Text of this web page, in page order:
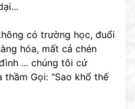
có trường học, đuổi
hóa, mất cả chén
... chúng tôi cứ
thầm Gọi: "Sao khổ thế